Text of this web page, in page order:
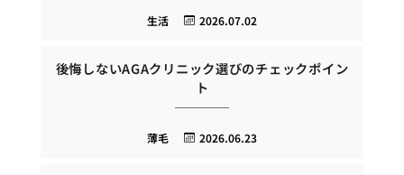
2026.07.02
生活
後悔しないAGAクリニック選びのチェックポイン
ト
2026.06.23
薄毛